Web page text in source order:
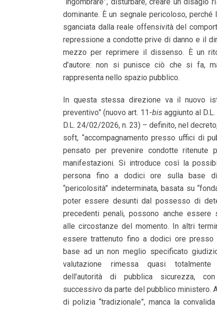
dominante. È un segnale pericoloso, perché
sganciata dalla reale offensività del
repressione a condotte prive di danno e il
mezzo per reprimere il dissenso. È un
d’autore: non si punisce ciò che si fa,
rappresenta nello spazio pubblico.
In questa stessa direzione va il nuovo
preventivo” (nuovo art. 11-bisaggiunto al
D.L. 24/02/2026, n. 23) – definito, nel
soft, “accompagnamento presso uffici di
pensato per prevenire condotte ritenute
manifestazioni. Si introduce così la
persona fino a dodici ore sulla base
“pericolosità” indeterminata, basata su
poter essere desunti dal possesso di
precedenti penali, possono anche essere
alle circostanze del momento. In altri
essere trattenuto fino a dodici ore
base ad un non meglio specificato
valutazione rimessa quasi totalmente
dell’autorità di pubblica sicurezza,
successivo da parte del pubblico ministero.
di polizia “tradizionale”, manca la